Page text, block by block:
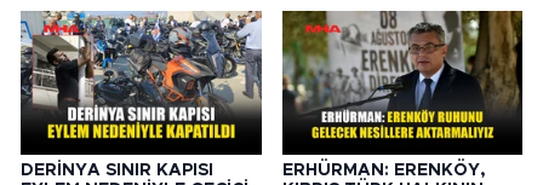
DERİNYA SINIR KAPISI
ERHÜRMAN: ERENKÖY,